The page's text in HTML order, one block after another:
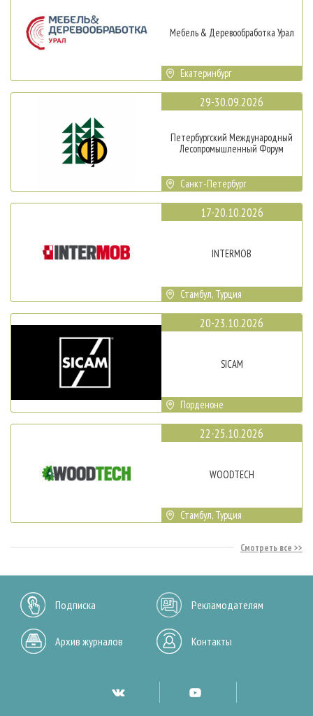
Мебель & Деревообработка Урал
Екатеринбург
29-30.09.2026
Петербургский Международный
Лесопромышленный Форум
Санкт-Петербург
17-20.10.2026
INTERMOB
Стамбул, Турция
20-23.10.2026
SICAM
Порденоне
22-25.10.2026
WOODTECH
Стамбул, Турция
Смотреть все
Подписка Рекламодателям
Архив журналов Контакты